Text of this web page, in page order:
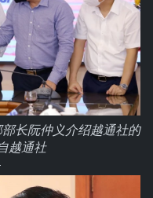
长阮仲义介绍越通社的
越通社